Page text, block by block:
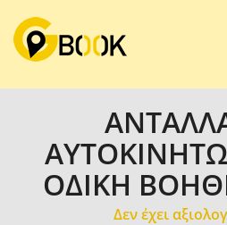
ΟΔΙΚΗ
Δεν έχει